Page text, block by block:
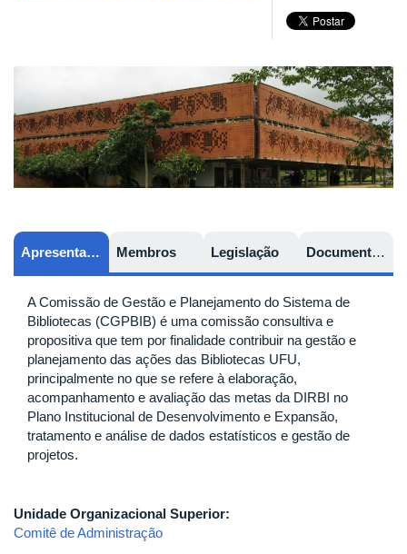
Apresentação
A Comissão de Gestão e Planejamento do Sistema de
Bibliotecas (CGPBIB) é uma comissão consultiva e
propositiva que tem por finalidade contribuir na gestão e
planejamento das ações das Bibliotecas UFU,
principalmente no que se refere à elaboração,
acompanhamento e avaliação das metas da DIRBI no
Plano Institucional de Desenvolvimento e Expansão,
tratamento e análise de dados estatísticos e gestão de
projetos.
Membros Legislação Documentos
Unidade Organizacional Superior:
Comitê de Administração